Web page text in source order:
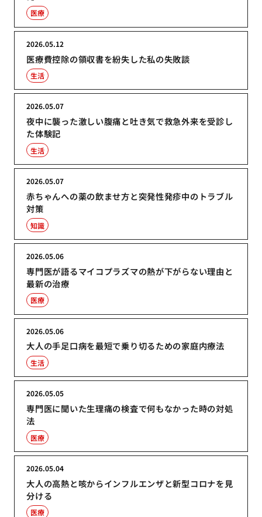
医療
医療費控除の領収書を紛失した私の失敗談
2026.05.12
生活
夜中に襲った激しい腹痛と吐き気で救急外来を受診し
た体験記
2026.05.07
生活
赤ちゃんへの薬の飲ませ方と突発性発疹中のトラブル
対策
2026.05.07
知識
専門医が語るマイコプラズマの熱が下がらない理由と
最新の治療
2026.05.06
医療
大人の手足口病を最短で乗り切るための家庭内療法
2026.05.06
生活
専門医に聞いた生理痛の検査で何もなかった時の対処
法
2026.05.05
医療
大人の高熱と咳からインフルエンザと新型コロナを見
分ける
2026.05.04
医療